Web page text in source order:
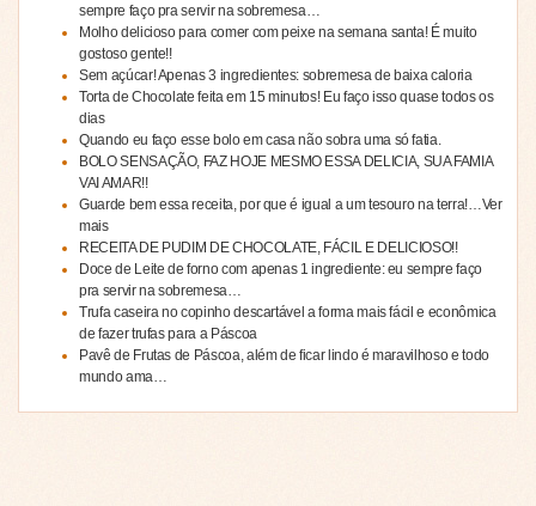
sempre faço pra servir na sobremesa…
Molho delicioso para comer com peixe na semana santa! É muito
gostoso gente!!
Sem açúcar! Apenas 3 ingredientes: sobremesa de baixa caloria
Torta de Chocolate feita em 15 minutos! Eu faço isso quase todos os
dias
Quando eu faço esse bolo em casa não sobra uma só fatia.
BOLO SENSAÇÃO, FAZ HOJE MESMO ESSA DELICIA, SUA FAMIA
VAI AMAR!!
Guarde bem essa receita, por que é igual a um tesouro na terra!…Ver
mais
RECEITA DE PUDIM DE CHOCOLATE, FÁCIL E DELICIOSO!!
Doce de Leite de forno com apenas 1 ingrediente: eu sempre faço
pra servir na sobremesa…
Trufa caseira no copinho descartável a forma mais fácil e econômica
de fazer trufas para a Páscoa
Pavê de Frutas de Páscoa, além de ficar lindo é maravilhoso e todo
mundo ama…